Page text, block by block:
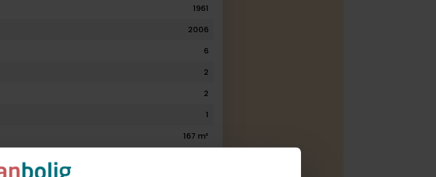
1961
2006
6
2
2
1
167 m²